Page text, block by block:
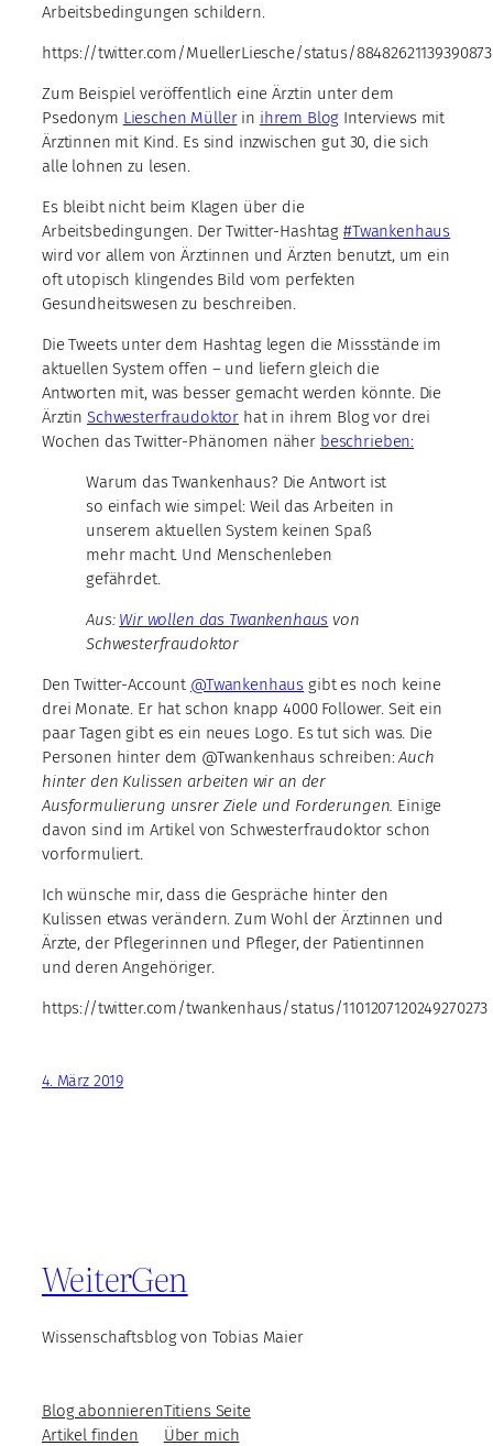
Arbeitsbedingungen schildern.
https://twitter.com/MuellerLiesche/status/
Zum Beispiel veröffentlich eine Ärztin unter dem
Psedonym Lieschen Müllerin ihrem Blog Interviews mit
Ärztinnen mit Kind. Es sind inzwischen gut 30, die sich
alle lohnen zu lesen.
Es bleibt nicht beim Klagen über die
Arbeitsbedingungen. Der Twitter-Hashtag #Twankenhaus
wird vor allem von Ärztinnen und Ärzten benutzt, um ein
oft utopisch klingendes Bild vom perfekten
Gesundheitswesen zu beschreiben.
Die Tweets unter dem Hashtag legen die Missstände im
aktuellen System offen – und liefern gleich die
Antworten mit, was besser gemacht werden könnte. Die
Ärztin Schwesterfraudoktor hat in ihrem Blog vor drei
Wochen das Twitter-Phänomen näher beschrieben:
Warum das Twankenhaus? Die Antwort ist
so einfach wie simpel: Weil das Arbeiten in
unserem aktuellen System keinen Spaß
mehr macht. Und Menschenleben
gefährdet.
Aus: Wir wollen das Twankenhaus von
Schwesterfraudoktor
Den Twitter-Account @Twankenhaus gibt es noch keine
drei Monate. Er hat schon knapp 4000 Follower. Seit ein
paar Tagen gibt es ein neues Logo. Es tut sich was. Die
Personen hinter dem @Twankenhaus schreiben:Auch
hinter den Kulissen arbeiten wir an der
Ausformulierung unsrer Ziele und Forderungen. Einige
davon sind im Artikel von Schwesterfraudoktor schon
vorformuliert.
Ich wünsche mir, dass die Gespräche hinter den
Kulissen etwas verändern. Zum Wohl der Ärztinnen und
Ärzte, der Pflegerinnen und Pfleger, der Patientinnen
und deren Angehöriger.
https://twitter.com/twankenhaus/status/1101207120249270273
4. März 2019
WeiterGen
Wissenschaftsblog von Tobias Maier
Blog abonnieren
Artikel finden
Titiens Seite
Über mich